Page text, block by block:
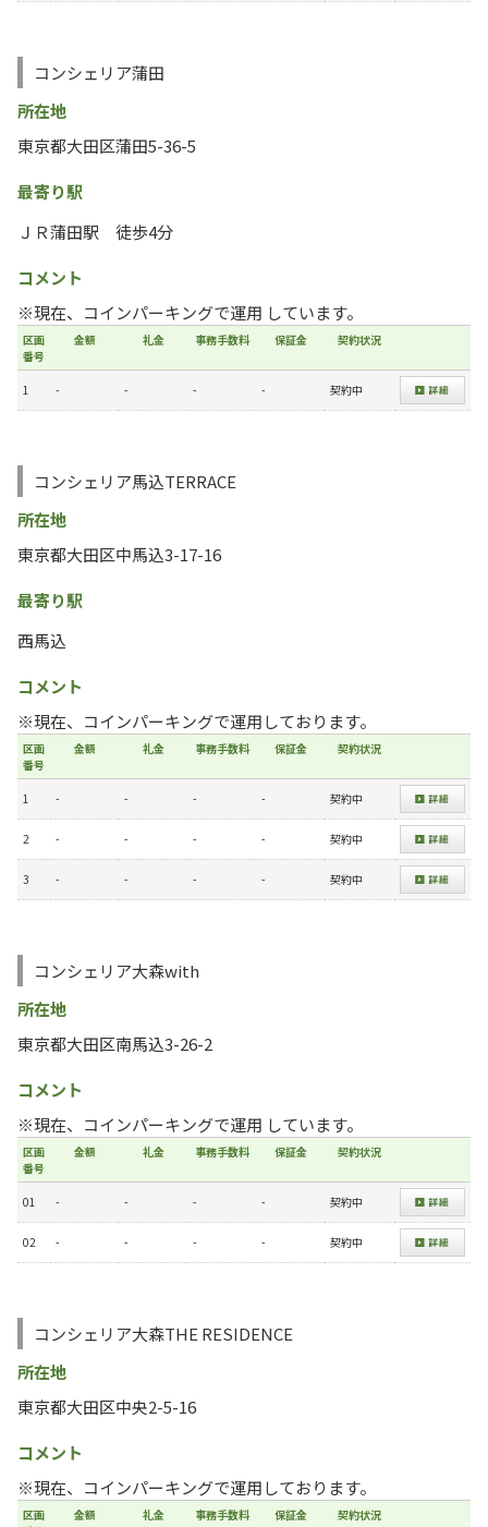
コンシェリア蒲田
所在地
東京都大田区蒲田5-36-5
最寄り駅
ＪＲ蒲田駅 徒歩4分
コメント
※現在、コインパーキングで運用 しています。
区画
番号
金額 礼金 事務手数料 保証金 契約状況
1 - - - - 契約中
コンシェリア馬込TERRACE
所在地
東京都大田区中馬込3-17-16
最寄り駅
西馬込
コメント
※現在、コインパーキングで運用しております。
区画
番号
金額 礼金 事務手数料 保証金 契約状況
1 - - - - 契約中
2 - - - - 契約中
3 - - - - 契約中
コンシェリア大森with
所在地
東京都大田区南馬込3-26-2
コメント
※現在、コインパーキングで運用 しています。
区画
番号
金額 礼金 事務手数料 保証金 契約状況
01 - - - - 契約中
02 - - - - 契約中
コンシェリア大森THE RESIDENCE
所在地
東京都大田区中央2-5-16
コメント
※現在、コインパーキングで運用しております。
区画
金額 礼金 事務手数料 保証金 契約状況